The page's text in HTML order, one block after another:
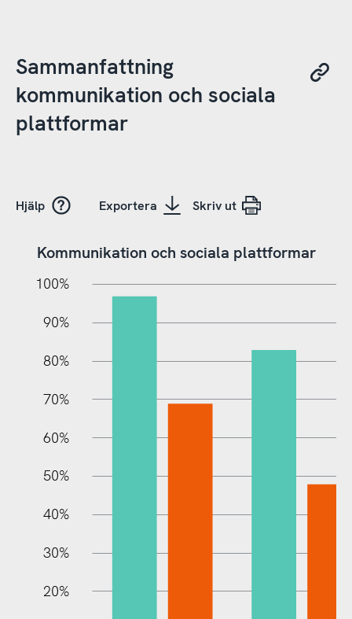
Sammanfattning
kommunikation och sociala
plattformar
Hjälp Exportera Skriv ut
Kommunikation och sociala plattformar
100%
100%
90%
80%
70%
60%
50%
40%
30%
20%